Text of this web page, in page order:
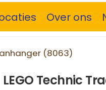
Over ons
(8063)
LEGO Technic